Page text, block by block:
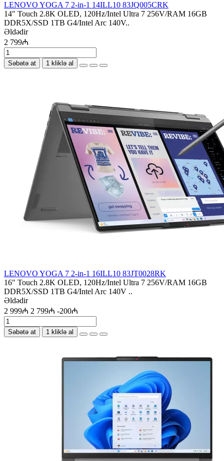
LENOVO YOGA 7 2-in-1 14ILL10 83JQ005CRK
14" Touch 2.8K OLED, 120Hz/Intel Ultra 7 256V/RAM 16GB
DDR5X/SSD 1TB G4/Intel Arc 140V..
Əldədir
2 799₼
Səbətə at 1 kliklə al
LENOVO YOGA 7 2-in-1 16ILL10 83JT0028RK
16" Touch 2.8K OLED, 120Hz/Intel Ultra 7 256V/RAM 16GB
DDR5X/SSD 1TB G4/Intel Arc 140V ..
Əldədir
2 999₼ 2 799₼ -200₼
Səbətə at 1 kliklə al